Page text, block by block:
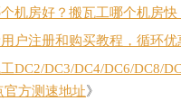
机房好？搬瓦工哪个机房快
户注册和购买教程，循环
DC2/DC3/DC4/DC6/DC8/
官方测速地址》